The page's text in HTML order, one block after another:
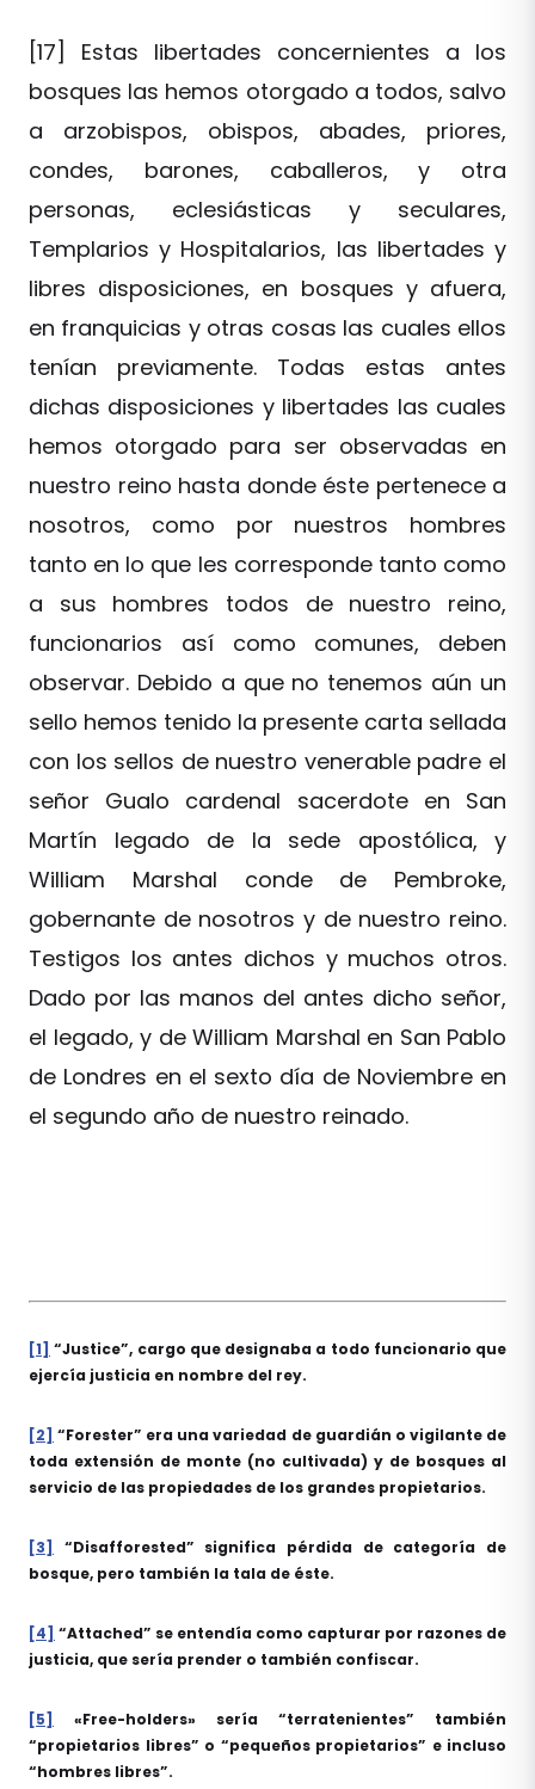
[17] Estas libertades concernientes a los
bosques las hemos otorgado a todos, salvo
a arzobispos, obispos, abades, priores,
condes, barones, caballeros, y otra
personas, eclesiásticas y seculares,
Templarios y Hospitalarios, las libertades y
libres disposiciones, en bosques y afuera,
en franquicias y otras cosas las cuales ellos
tenían previamente. Todas estas antes
dichas disposiciones y libertades las cuales
hemos otorgado para ser observadas en
nuestro reino hasta donde éste pertenece a
nosotros, como por nuestros hombres
tanto en lo que les corresponde tanto como
a sus hombres todos de nuestro reino,
funcionarios así como comunes, deben
observar. Debido a que no tenemos aún un
sello hemos tenido la presente carta sellada
con los sellos de nuestro venerable padre el
señor Gualo cardenal sacerdote en San
Martín legado de la sede apostólica, y
William Marshal conde de Pembroke,
gobernante de nosotros y de nuestro reino.
Testigos los antes dichos y muchos otros.
Dado por las manos del antes dicho señor,
el legado, y de William Marshal en San Pablo
de Londres en el sexto día de Noviembre en
el segundo año de nuestro reinado.
[1] “Justice”, cargo que designaba a todo funcionario que
ejercía justicia en nombre del rey.
[2] “Forester” era una variedad de guardián o vigilante de
toda extensión de monte (no cultivada) y de bosques al
servicio de las propiedades de los grandes propietarios.
[3]
“Disafforested” significa pérdida de categoría de
bosque, pero también la tala de éste.
[4] “Attached” se entendía como capturar por razones de
justicia, que sería prender o también confiscar.
[5]
«Free-holders» sería “terratenientes” también
“propietarios libres” o “pequeños propietarios” e incluso
“hombres libres”.